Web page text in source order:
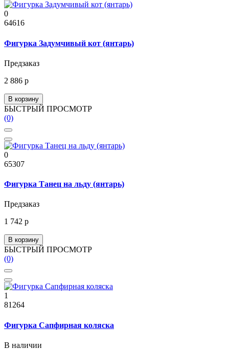
0
64616
Фигурка Задумчивый кот (янтарь)
Предзаказ
2 886 р
В корзину
БЫСТРЫЙ ПРОСМОТР
(0)
0
65307
Фигурка Танец на льду (янтарь)
Предзаказ
1 742 р
В корзину
БЫСТРЫЙ ПРОСМОТР
(0)
1
81264
Фигурка Сапфирная коляска
В наличии